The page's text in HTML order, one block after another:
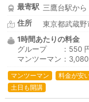
最寄駅 三鷹台駅から
住所
東京都武蔵
1時間あたりの料金
グループ ：550 円
マンツーマン：
マンツーマン 料金が安
土日も開講